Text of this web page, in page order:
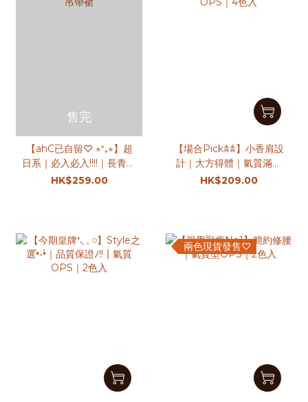
售完
【ahC已自留♡ ⋆⁺₊⋆】超
日系｜必入必入!!!!｜長青格
紋吊帶裙
HK$259.00
【場合Pick𖠋𖠋】小香肩設
計｜大方得體｜氣質滿滿
OPS｜4色入
HK$209.00
兩色現貨發售♡